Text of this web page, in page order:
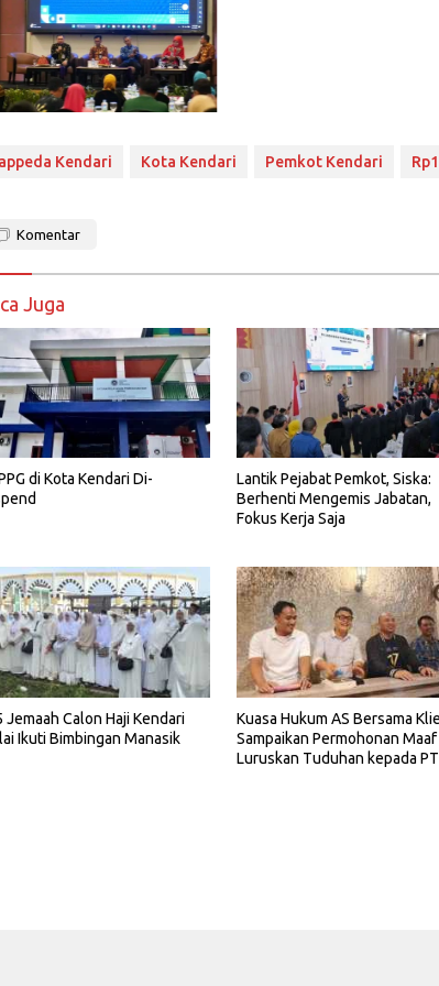
Kendari Kota Kendari Pemkot Kendari
Komentar
Juga
di Kota Kendari Di-
Lantik Pejabat Pemkot, Siska:
Berhenti Mengemis Jabatan,
Fokus Kerja Saja
Jemaah Calon Haji Kendari
Ikuti Bimbingan Manasik
Kuasa Hukum AS Bersama
Sampaikan Permohonan Maaf
Luruskan Tuduhan kepada PT